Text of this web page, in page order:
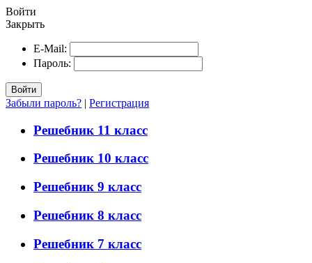
Войти
Закрыть
E-Mail:
Пароль:
Войти
Забыли пароль? | Регистрация
Решебник 11 класс
Решебник 10 класс
Решебник 9 класс
Решебник 8 класс
Решебник 7 класс